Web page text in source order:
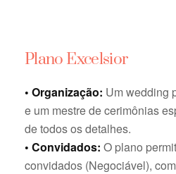
Plano Excelsior
• Organização: Um wedding
e um mestre de cerimônias
de todos os detalhes.
• Convidados: O plano
convidados (Negociável),